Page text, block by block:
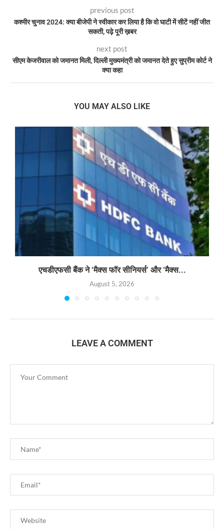
previous post
कश्मीर चुनाव 2024: क्या बीजेपी ने स्वीकार कर लिया है कि वो घाटी में सीटें नहीं जीत
सकती, पढ़े पूरी ख़बर
next post
सीएम केजरीवाल को जमानत मिली, दिल्ली मुख्यमंत्री को जमानत देते हुए सुप्रीम कोर्ट ने
क्या कहा
YOU MAY ALSO LIKE
एचडीएफसी बैंक ने ‘मैक्स फॉर सीनियर्स’ और ‘मैक्स...
August 5, 2026
LEAVE A COMMENT